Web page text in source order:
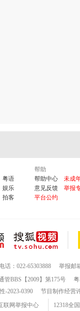
粤语
娱乐
拍客
帮助
帮助中心
未成
意见反馈
举报
平台公约
话：022-65303888
举报邮
管BBS【2009】第175号
-2023-0390
节目制作经营
联网举报中心 12318全